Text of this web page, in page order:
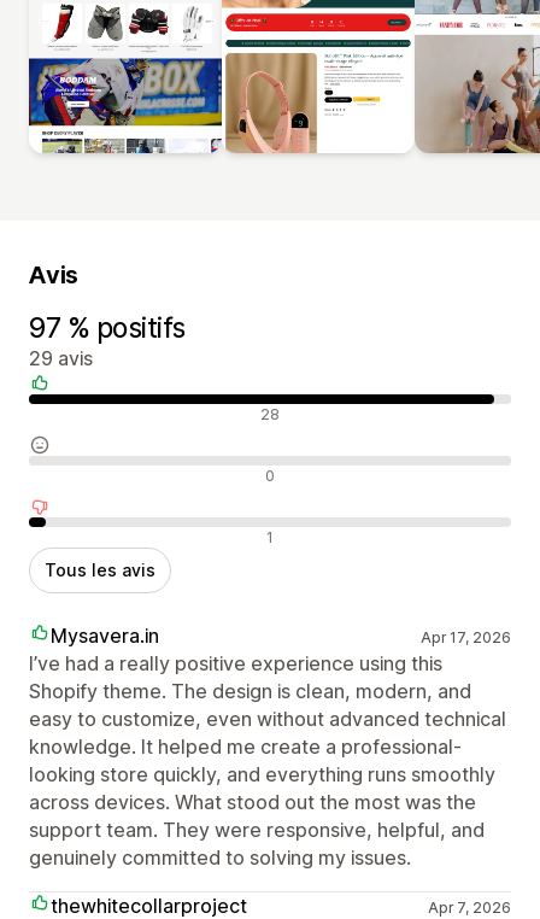
Avis
97 % positifs
29 avis
Avis positifs 28
Avis neutres 0
Avis négatifs 1
Tous les avis
Mysavera.in Apr 17, 2026
I’ve had a really positive experience using this
Shopify theme. The design is clean, modern, and
easy to customize, even without advanced technical
knowledge. It helped me create a professional-
looking store quickly, and everything runs smoothly
across devices. What stood out the most was the
support team. They were responsive, helpful, and
genuinely committed to solving my issues.
thewhitecollarproject
Apr 7, 2026